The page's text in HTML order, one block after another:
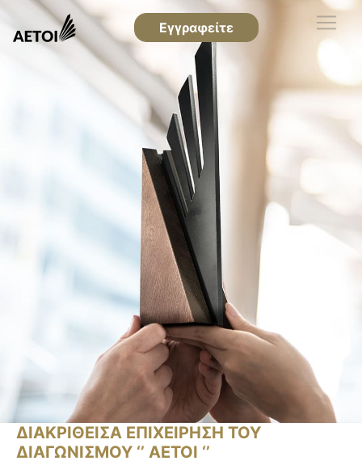
Εγγραφείτε
ΔΙΑΚΡΙΘΕΙΣΑ ΕΠΙΧΕΙΡΗΣΗ ΤΟΥ
ΔΙΑΓΩΝΙΣΜΟΥ ‘’ ΑΕΤΟΙ ‘’